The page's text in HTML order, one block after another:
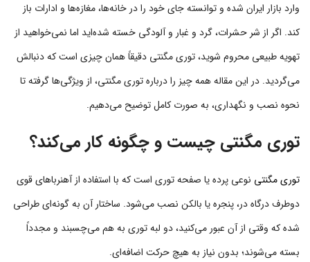
وارد بازار ایران شده و توانسته جای خود را در خانه‌ها، مغازه‌ها و ادارات باز
کند. اگر از شر حشرات، گرد و غبار و آلودگی خسته شده‌اید اما نمی‌خواهید از
تهویه طبیعی محروم شوید، توری مگنتی دقیقاً همان چیزی است که دنبالش
می‌گردید. در این مقاله همه چیز را درباره توری مگنتی، از ویژگی‌ها گرفته تا
نحوه نصب و نگهداری، به صورت کامل توضیح می‌دهیم.
توری مگنتی چیست و چگونه کار می‌کند؟
توری مگنتی نوعی پرده یا صفحه توری است که با استفاده از آهنرباهای قوی
دوطرف درگاه در، پنجره یا بالکن نصب می‌شود. ساختار آن به گونه‌ای طراحی
شده که وقتی از آن عبور می‌کنید، دو لبه توری به هم می‌چسبند و مجدداً
بسته می‌شوند؛ بدون نیاز به هیچ حرکت اضافه‌ای.